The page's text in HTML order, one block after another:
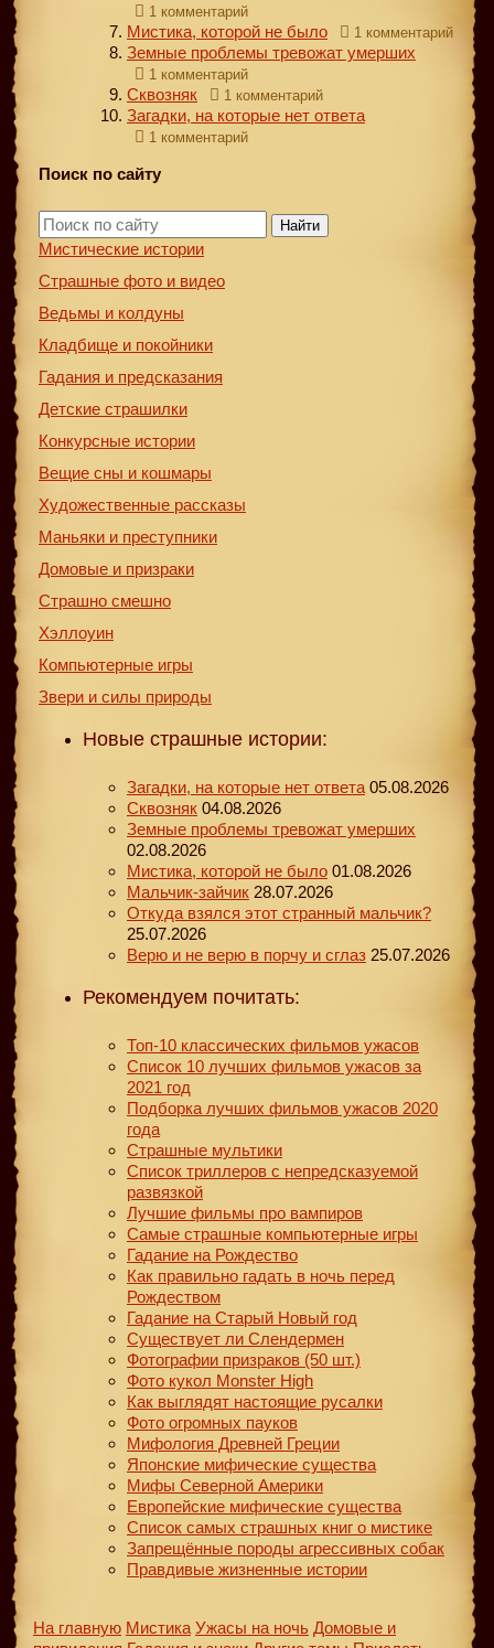
1 комментарий
Мистика, которой не было 1 комментарий
Земные проблемы тревожат умерших
1 комментарий
Сквозняк 1 комментарий
Загадки, на которые нет ответа
1 комментарий
Поиск по сайту
Найти
Мистические истории
Страшные фото и видео
Ведьмы и колдуны
Кладбище и покойники
Гадания и предсказания
Детские страшилки
Конкурсные истории
Вещие сны и кошмары
Художественные рассказы
Маньяки и преступники
Домовые и призраки
Страшно смешно
Хэллоуин
Компьютерные игры
Звери и силы природы
Новые страшные истории:
Загадки, на которые нет ответа 05.08.2026
Сквозняк 04.08.2026
Земные проблемы тревожат умерших
02.08.2026
Мистика, которой не было 01.08.2026
Мальчик-зайчик 28.07.2026
Откуда взялся этот странный мальчик?
25.07.2026
Верю и не верю в порчу и сглаз 25.07.2026
Рекомендуем почитать:
Топ-10 классических фильмов ужасов
Список 10 лучших фильмов ужасов за
2021 год
Подборка лучших фильмов ужасов 2020
года
Страшные мультики
Список триллеров с непредсказуемой
развязкой
Лучшие фильмы про вампиров
Самые страшные компьютерные игры
Гадание на Рождество
Как правильно гадать в ночь перед
Рождеством
Гадание на Старый Новый год
Существует ли Слендермен
Фотографии призраков (50 шт.)
Фото кукол Monster High
Как выглядят настоящие русалки
Фото огромных пауков
Мифология Древней Греции
Японские мифические существа
Мифы Северной Америки
Европейские мифические существа
Список самых страшных книг о мистике
Запрещённые породы агрессивных собак
Правдивые жизненные истории
На главную Мистика Ужасы на ночь Домовые и